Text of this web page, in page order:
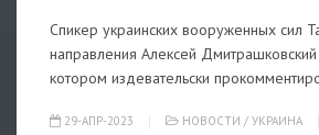
Спикер украинских вооруженных сил
направления Алексей
котором издевательски
29-АПР-2023 НОВОСТИ / УКРАИНА